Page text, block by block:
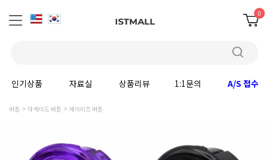
0
인기상품 자료실 상품리뷰 1:1문의 A/S 접수
버튼 아케이드 버튼 세이미츠 버튼